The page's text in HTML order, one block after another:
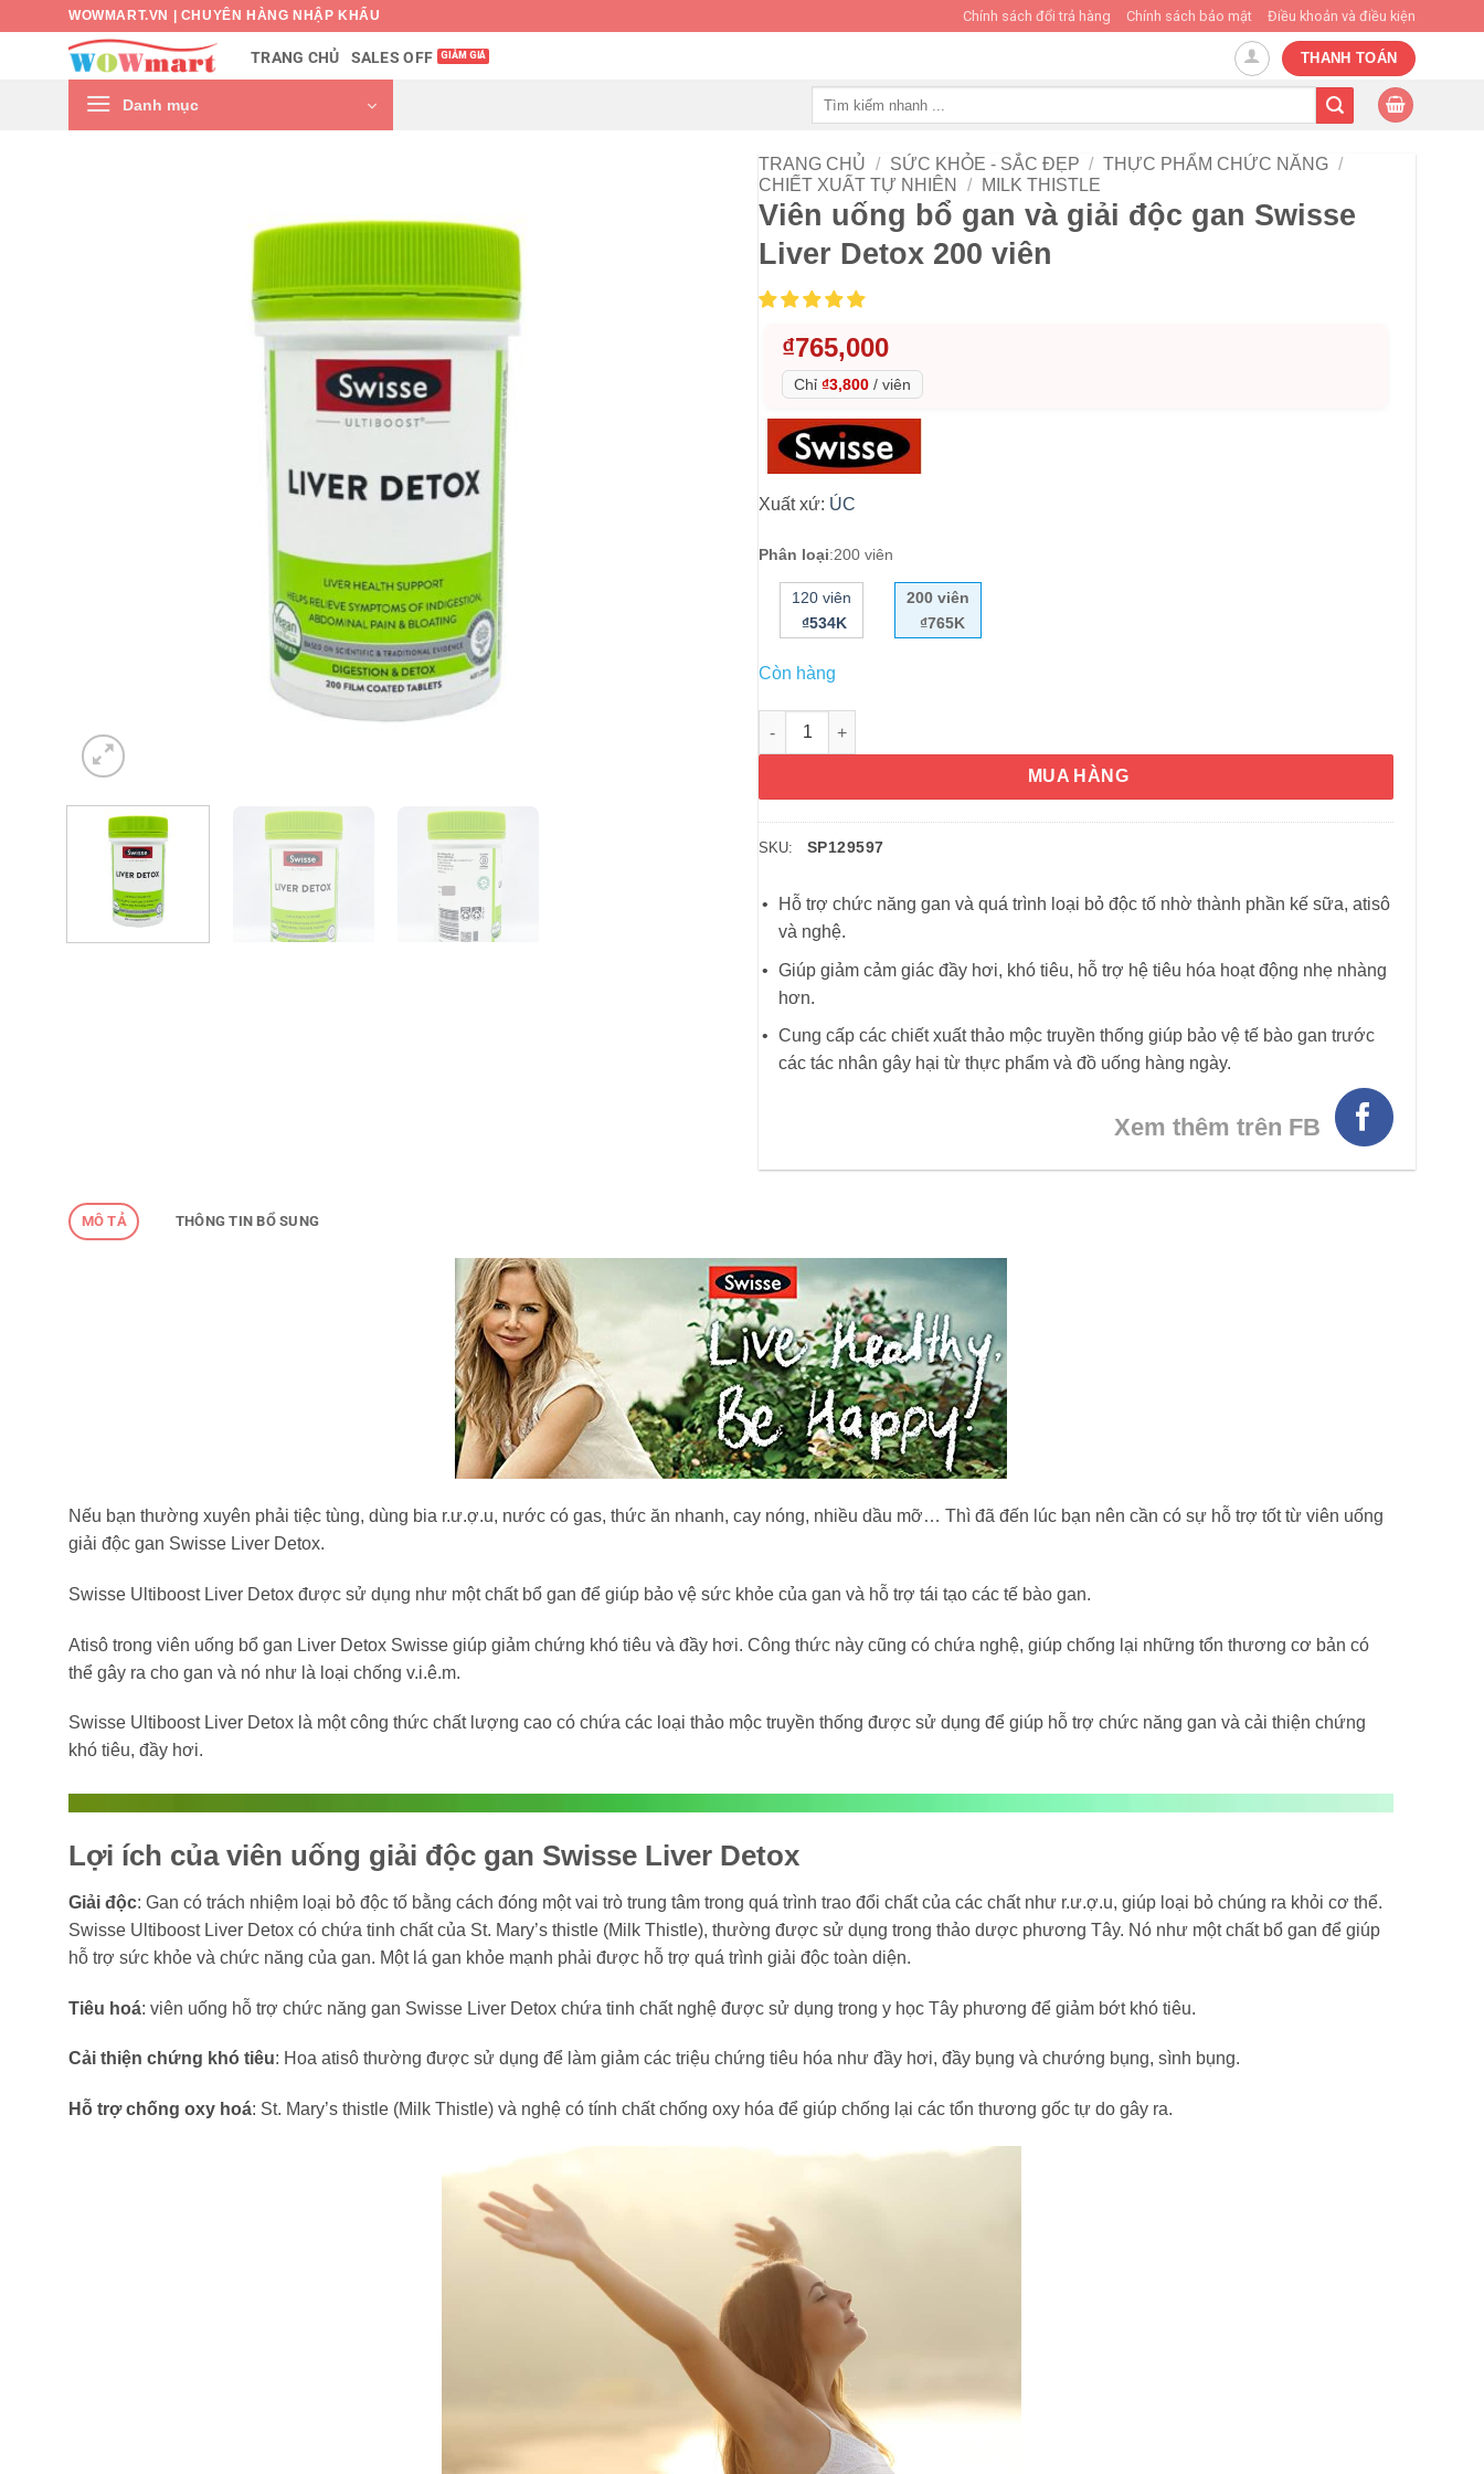
WOWMART.VN | CHUYÊN HÀNG NHẬP KHẨU Chính sách đổi trả hàng Chính sách bảo mật Điều khoản và điều kiện
TRANG CHỦ SALES OFF THANH TOÁN
Danh mục
HÌNH THẬT
TRANG CHỦ / SỨC KHỎE - SẮC ĐẸP / THỰC PHẨM CHỨC NĂNG /
CHIẾT XUẤT TỰ NHIÊN
/ MILK THISTLE
Viên uống bổ gan và giải độc gan Swisse
Liver Detox 200 viên
₫765,000
Chỉ ₫3,800 / viên
Xuất xứ: ÚC
Phân loại:200 viên
120 viên
₫534K
200 viên
₫765K
Còn hàng
Viên uống bổ gan và giải độc gan Swisse Liver Detox 200 viên số lượng
MUA HÀNG
SKU: SP129597
Hỗ trợ chức năng gan và quá trình loại bỏ độc tố nhờ thành phần kế sữa, atisô
và nghệ.
Giúp giảm cảm giác đầy hơi, khó tiêu, hỗ trợ hệ tiêu hóa hoạt động nhẹ nhàng
hơn.
Cung cấp các chiết xuất thảo mộc truyền thống giúp bảo vệ tế bào gan trước
các tác nhân gây hại từ thực phẩm và đồ uống hàng ngày.
Xem thêm trên FB
MÔ TẢ THÔNG TIN BỔ SUNG
Nếu bạn thường xuyên phải tiệc tùng, dùng bia r.ư.ợ.u, nước có gas, thức ăn nhanh, cay nóng, nhiều dầu mỡ… Thì đã đến lúc bạn nên cần có sự hỗ trợ tốt từ viên uống
giải độc gan Swisse Liver Detox.
Swisse Ultiboost Liver Detox được sử dụng như một chất bổ gan để giúp bảo vệ sức khỏe của gan và hỗ trợ tái tạo các tế bào gan.
Atisô trong viên uống bổ gan Liver Detox Swisse giúp giảm chứng khó tiêu và đầy hơi. Công thức này cũng có chứa nghệ, giúp chống lại những tổn thương cơ bản có
thể gây ra cho gan và nó như là loại chống v.i.ê.m.
Swisse Ultiboost Liver Detox là một công thức chất lượng cao có chứa các loại thảo mộc truyền thống được sử dụng để giúp hỗ trợ chức năng gan và cải thiện chứng
khó tiêu, đầy hơi.
Lợi ích của viên uống giải độc gan Swisse Liver Detox
Giải độc: Gan có trách nhiệm loại bỏ độc tố bằng cách đóng một vai trò trung tâm trong quá trình trao đổi chất của các chất như r.ư.ợ.u, giúp loại bỏ chúng ra khỏi cơ thể.
Swisse Ultiboost Liver Detox có chứa tinh chất của St. Mary’s thistle (Milk Thistle), thường được sử dụng trong thảo dược phương Tây. Nó như một chất bổ gan để giúp
hỗ trợ sức khỏe và chức năng của gan. Một lá gan khỏe mạnh phải được hỗ trợ quá trình giải độc toàn diện.
Tiêu hoá: viên uống hỗ trợ chức năng gan Swisse Liver Detox chứa tinh chất nghệ được sử dụng trong y học Tây phương để giảm bớt khó tiêu.
Cải thiện chứng khó tiêu: Hoa atisô thường được sử dụng để làm giảm các triệu chứng tiêu hóa như đầy hơi, đầy bụng và chướng bụng, sình bụng.
Hỗ trợ chống oxy hoá: St. Mary’s thistle (Milk Thistle) và nghệ có tính chất chống oxy hóa để giúp chống lại các tổn thương gốc tự do gây ra.